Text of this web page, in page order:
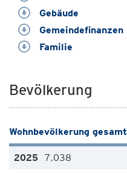
Gebäude
Gemeindefinanzen
Familie
Bevölkerung
Wohnbevölkerung gesamt
7.038